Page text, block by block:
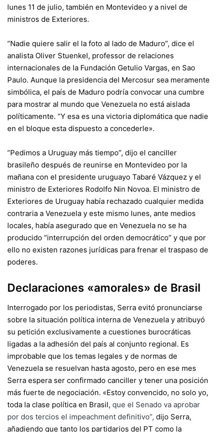
lunes 11 de julio, también en Montevideo y a nivel de
ministros de Exteriores.
“Nadie quiere salir el la foto al lado de Maduro”, dice el
analista Oliver Stuenkel, professor de relaciones
internacionales de la Fundación Getulio Vargas, en Sao
Paulo. Aunque la presidencia del Mercosur sea meramente
simbólica, el país de Maduro podría convocar una cumbre
para mostrar al mundo que Venezuela no está aislada
políticamente. “Y esa es una victoria diplomática que nadie
en el bloque esta dispuesto a concederle».
“Pedimos a Uruguay más tiempo”, dijo el canciller
brasileño después de reunirse en Montevideo por la
mañana con el presidente uruguayo Tabaré Vázquez y el
ministro de Exteriores Rodolfo Nin Novoa. El ministro de
Exteriores de Uruguay había rechazado cualquier medida
contraria a Venezuela y este mismo lunes, ante medios
locales, había asegurado que en Venezuela no se ha
producido “interrupción del orden democrático” y que por
ello no existen razones jurídicas para frenar el traspaso de
poderes.
Declaraciones «amorales» de Brasil
Interrogado por los periodistas, Serra evitó pronunciarse
sobre la situación política interna de Venezuela y atribuyó
su petición exclusivamente a cuestiones burocráticas
ligadas a la adhesión del país al conjunto regional. Es
improbable que los temas legales y de normas de
Venezuela se resuelvan hasta agosto, pero en ese mes
Serra espera ser confirmado canciller y tener una posición
más fuerte de negociación. «Estoy convencido, no solo yo,
toda la clase política en Brasil, que el Senado va aprobar
por dos tercios el impeachment definitivo”, dijo Serra,
añadiendo que tanto los partidarios del PT como la